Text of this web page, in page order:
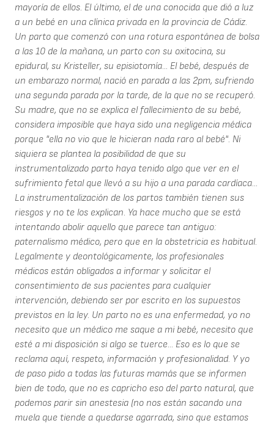
mayoría de ellos. El último, el de una conocida que dió a luz
a un bebé en una clínica privada en la provincia de Cádiz.
Un parto que comenzó con una rotura espontánea de bolsa
a las 10 de la mañana, un parto con su oxitocina, su
epidural, su Kristeller, su episiotomía... El bebé, después de
un embarazo normal, nació en parada a las 2pm, sufriendo
una segunda parada por la tarde, de la que no se recuperó.
Su madre, que no se explica el fallecimiento de su bebé,
considera imposible que haya sido una negligencia médica
porque "ella no vio que le hicieran nada raro al bebé". Ni
siquiera se plantea la posibilidad de que su
instrumentalizado parto haya tenido algo que ver en el
sufrimiento fetal que llevó a su hijo a una parada cardíaca...
La instrumentalización de los partos también tienen sus
riesgos y no te los explican. Ya hace mucho que se está
intentando abolir aquello que parece tan antiguo:
paternalismo médico, pero que en la obstetricia es habitual.
Legalmente y deontológicamente, los profesionales
médicos están obligados a informar y solicitar el
consentimiento de sus pacientes para cualquier
intervención, debiendo ser por escrito en los supuestos
previstos en la ley. Un parto no es una enfermedad, yo no
necesito que un médico me saque a mi bebé, necesito que
esté a mi disposición si algo se tuerce... Eso es lo que se
reclama aquí, respeto, información y profesionalidad. Y yo
de paso pido a todas las futuras mamás que se informen
bien de todo, que no es capricho eso del parto natural, que
podemos parir sin anestesia (no nos están sacando una
muela que tiende a quedarse agarrada, sino que estamos